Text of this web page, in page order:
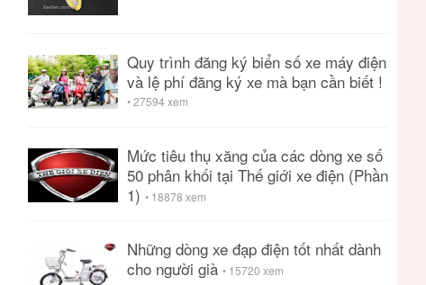
Quy trình đăng ký biển số xe máy điện
và lệ phí đăng ký xe mà bạn cần biết !
• 27594 xem
Mức tiêu thụ xăng của các dòng xe số
50 phân khối tại Thế giới xe điện (Phần
1) • 18878 xem
Những dòng xe đạp điện tốt nhất dành
cho người già • 15720 xem